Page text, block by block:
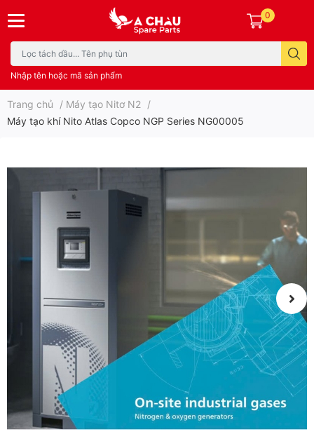
Nhập tên hoặc mã sản phẩm
0
Trang chủ / Máy tạo Nitơ N2 /
Máy tạo khí Nito Atlas Copco NGP Series NG00005